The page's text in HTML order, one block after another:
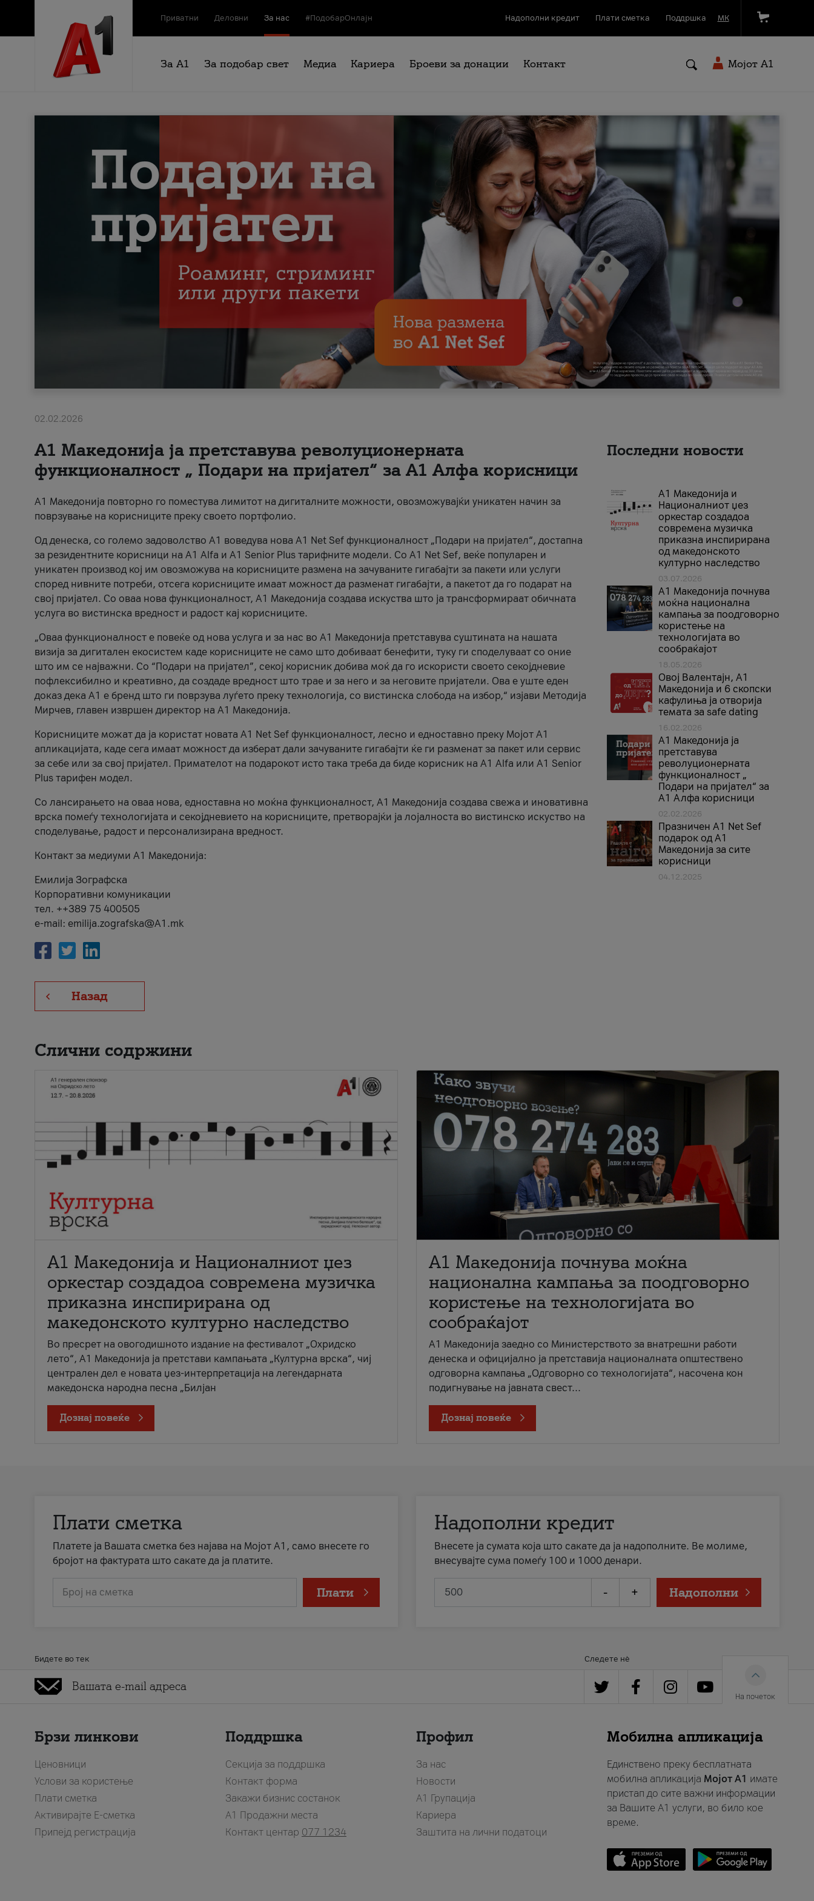
Приватни Деловни За нас #ПодобарОнлајн Надополни кредит Плати сметка Поддршка МК
За А1 За подобар свет Медиа Кариера Броеви за донации Контакт Мојот A1
02.02.2026
А1 Македонија ја претставува револуционерната
функционалност „ Подари на пријател“ за А1 Алфа корисници
А1 Македонија повторно го поместува лимитот на дигиталните можности, овозможувајќи уникатен начин за
поврзување на корисниците преку своето портфолио.
Од денеска, со големо задоволство А1 воведува нова A1 Net Sef функционалност „Подари на пријател“, достапна
за резидентните корисници на А1 Alfa и A1 Senior Plus тарифните модели. Со A1 Net Sef, веќе популарен и
уникатен производ кој им овозможува на корисниците размена на зачуваните гигабајти за пакети или услуги
според нивните потреби, отсега корисниците имаат можност да разменат гигабајти, а пакетот да го подарат на
свој пријател. Со оваа нова функционалност, А1 Македонија создава искуства што ја трансформираат обичната
услуга во вистинска вредност и радост кај корисниците.
„Оваа функционалност е повеќе од нова услуга и за нас во А1 Македонија претставува суштината на нашата
визија за дигитален екосистем каде корисниците не само што добиваат бенефити, туку ги споделуваат со оние
што им се најважни. Со “Подари на пријател”, секој корисник добива моќ да го искористи своето секојдневие
пофлексибилно и креативно, да создаде вредност што трае и за него и за неговите пријатели. Ова е уште еден
доказ дека А1 е бренд што ги поврзува луѓето преку технологија, со вистинска слобода на избор,“ изјави Методија
Мирчев, главен извршен директор на А1 Македонија.
Корисниците можат да ја користат новата А1 Net Sef функционалност, лесно и едноставно преку Мојот А1
апликацијата, каде сега имаат можност да изберат дали зачуваните гигабајти ќе ги разменат за пакет или сервис
за себе или за свој пријател. Примателот на подарокот исто така треба да биде корисник на А1 Alfa или A1 Senior
Plus тарифен модел.
Со лансирањето на оваа нова, едноставна но моќна функционалност, А1 Македонија создава свежа и иновативна
врска помеѓу технологијата и секојдневието на корисниците, претворајќи ја лојалноста во вистинско искуство на
споделување, радост и персонализирана вредност.
Контакт за медиуми А1 Македонија:
Емилија Зографска
Корпоративни комуникации
тел. ++389 75 400505
e-mail: emilija.zografska@A1.mk
Назад
Последни новости
А1 Македонија и
Националниот џез
оркестар создадоа
современа музичка
приказна инспирирана
од македонското
културно наследство
03.07.2026
A1 Македонија почнува
моќна национална
кампања за поодговорно
користење на
технологијата во
сообраќајот
18.05.2026
Овој Валентајн, A1
Македонија и 6 скопски
кафулиња ја отворија
темата за safe dating
16.02.2026
А1 Македонија ја
претставува
револуционерната
функционалност „
Подари на пријател“ за
А1 Алфа корисници
02.02.2026
Празничен A1 Net Sеf
подарок од А1
Македонија за сите
корисници
04.12.2025
Слични содржини
А1 Македонија и Националниот џез
оркестар создадоа современа музичка
приказна инспирирана од
македонското културно наследство
Во пресрет на овогодишното издание на фестивалот „Охридско
лето“, А1 Македонија ја претстави кампањата „Културна врска“, чиј
централен дел е новата џез-интерпретација на легендарната
македонска народна песна „Билјан
Дознај повеќе
A1 Македонија почнува моќна
национална кампања за поодговорно
користење на технологијата во
сообраќајот
A1 Македонија заедно со Министерството за внатрешни работи
денеска и официјално ја претставија националната општествено
одговорна кампања „Одговорно со технологијата“, насочена кон
подигнување на јавната свест...
Дознај повеќе
Плати сметка
Платете ја Вашата сметка без најава на Мојот А1, само внесете го
бројот на фактурата што сакате да ја платите.
Број на сметка Плати
Надополни кредит
Внесете ја сумата која што сакате да ја надополните. Ве молиме,
внесувајте сума помеѓу 100 и 1000 денари.
- + Надополни
Бидете во тек Следете нè
На почеток
Брзи линкови
Ценовници
Услови за користење
Плати сметка
Активирајте Е-сметка
Припејд регистрација
Поддршка
Секција за поддршка
Контакт форма
Закажи бизнис состанок
A1 Продажни места
Контакт центар 077 1234
Профил
За нас
Новости
А1 Групација
Кариера
Заштита на лични податоци
Мобилна апликација
Единствено преку бесплатната
мобилна апликација Мојот A1 имате
пристап до сите важни информации
за Вашите A1 услуги, во било кое
време.